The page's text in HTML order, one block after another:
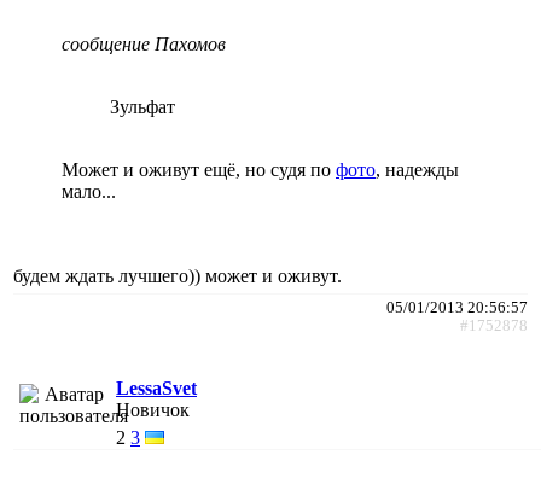
сообщение Пахомов
Зульфат
Может и оживут ещё, но судя по фото, надежды
мало...
будем ждать лучшего)) может и оживут.
05/01/2013 20:56:57
#1752878
LessaSvet
Новичок
2 3